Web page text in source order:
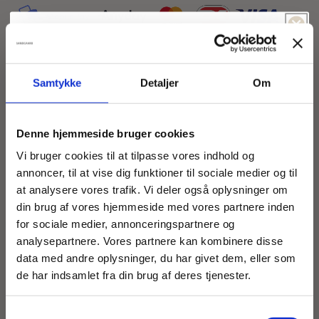
Samtykke Detaljer Om
Denne hjemmeside bruger cookies
Vi bruger cookies til at tilpasse vores indhold og
annoncer, til at vise dig funktioner til sociale medier og til
at analysere vores trafik. Vi deler også oplysninger om
din brug af vores hjemmeside med vores partnere inden
for sociale medier, annonceringspartnere og
analysepartnere. Vores partnere kan kombinere disse
data med andre oplysninger, du har givet dem, eller som
de har indsamlet fra din brug af deres tjenester.
Size guide
Sød bluse i 100% viskose kvalitet med farverigt,
abstrakt kantet print. Simpelt design med O-
halsudskæring og drop-shoulder ærmer. Blusen er
flot A-formet og med dekorativ split-læg i ryggen.
Denne model er str. M
Mål for str. M:
Halv bryst: 70 cm
Føler du dig heldig idag?
Fri fragt
-15% Rabat
Fri Fragt
-5% Rabat
-10% Rabat
-5% Rabat
Fri fragt
-15% Rabat
Fri Fragt
-5% Rabat
-10% Rabat
-5% Rabat